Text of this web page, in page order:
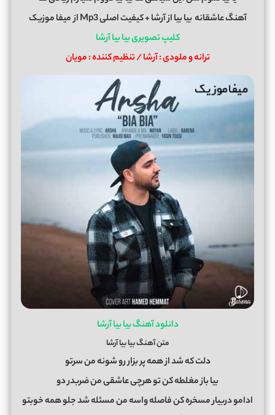
آهنگ عاشقانهبیا بیاازآرشا+ کیفیت اصلی Mp3 از
میفا موزیک
کلیپ تصویری بیا بیا آرشا
ترانه و ملودی : آرشا / تنظیم کننده : مویان
دانلود آهنگ بیا بیا آرشا
متن آهنگ بیا بیا آرشا
دلت که شد از همه پر بزار رو شونه من سرتو
بیا باز مغلطه کن تو هرچی عاشقی من ضربدر دو
ادامو دربیار مسخره کن فاصله واسه من مسئله شد جلو همه خوبتو